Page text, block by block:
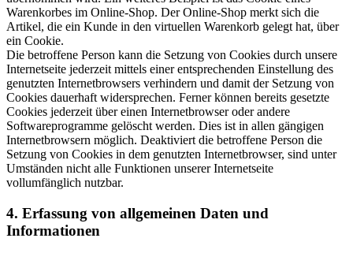
Warenkorbes im Online-Shop. Der Online-Shop merkt sich die
Artikel, die ein Kunde in den virtuellen Warenkorb gelegt hat, über
ein Cookie.
Die betroffene Person kann die Setzung von Cookies durch unsere
Internetseite jederzeit mittels einer entsprechenden Einstellung des
genutzten Internetbrowsers verhindern und damit der Setzung von
Cookies dauerhaft widersprechen. Ferner können bereits gesetzte
Cookies jederzeit über einen Internetbrowser oder andere
Softwareprogramme gelöscht werden. Dies ist in allen gängigen
Internetbrowsern möglich. Deaktiviert die betroffene Person die
Setzung von Cookies in dem genutzten Internetbrowser, sind unter
Umständen nicht alle Funktionen unserer Internetseite
vollumfänglich nutzbar.
4. Erfassung von allgemeinen Daten und
Informationen